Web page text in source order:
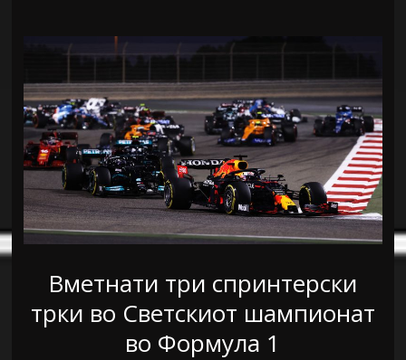
Вметнати три спринтерски
трки во Светскиот шампионат
во Формула 1